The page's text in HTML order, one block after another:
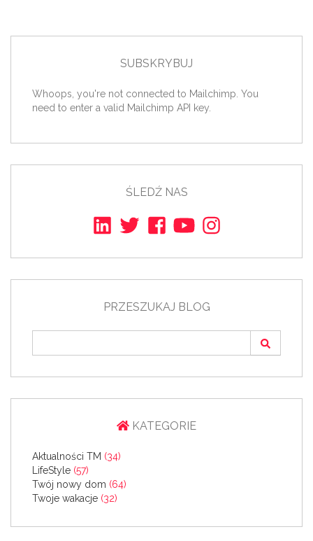
SUBSKRYBUJ
Whoops, you're not connected to Mailchimp. You
need to enter a valid Mailchimp API key.
ŚLEDŹ NAS
PRZESZUKAJ BLOG
KATEGORIE
Aktualności TM (34)
LifeStyle (57)
Twój nowy dom (64)
Twoje wakacje (32)